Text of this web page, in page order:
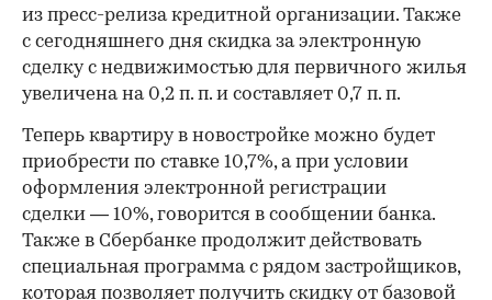
из пресс-релиза кредитной организации. Также
с сегодняшнего дня скидка за электронную
сделку с недвижимостью для первичного жилья
увеличена на 0,2 п. п. и составляет 0,7 п. п.
Теперь квартиру в новостройке можно будет
приобрести по ставке 10,7%, а при условии
оформления электронной регистрации
сделки — 10%, говорится в сообщении банка.
Также в Сбербанке продолжит действовать
специальная программа с рядом застройщиков,
которая позволяет получить скидку от базовой